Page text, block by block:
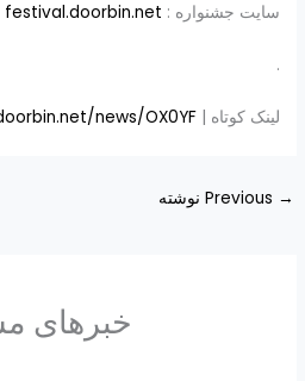
سایت جشنواره : festival.doorbin.net
.
لینک کوتاه |news/OX0YF
→
خبرهای